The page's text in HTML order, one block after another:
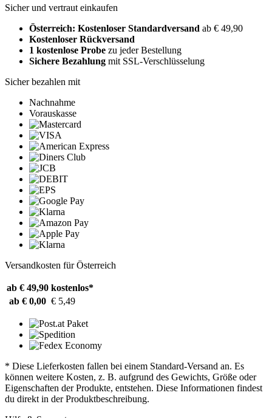
Sicher und vertraut einkaufen
Österreich: Kostenloser Standardversand ab € 49,90
Kostenloser Rückversand
1 kostenlose Probe zu jeder Bestellung
Sichere Bezahlung mit SSL-Verschlüsselung
Sicher bezahlen mit
Nachnahme
Vorauskasse
Versandkosten für Österreich
ab € 49,90 kostenlos*
ab € 0,00 € 5,49
* Diese Lieferkosten fallen bei einem Standard-Versand an. Es
können weitere Kosten, z. B. aufgrund des Gewichts, Größe oder
Eigenschaften der Produkte, entstehen. Diese Informationen findest
du direkt in der Produktbeschreibung.